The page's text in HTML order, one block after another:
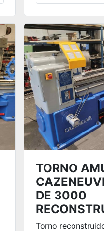
TORNO
DE 3000
Torno